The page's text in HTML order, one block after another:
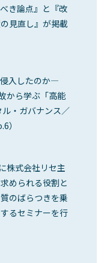
き論点』と『改
見直し』が掲載
入したのか―
から学ぶ「高能
・ガバナンス／
）
株式会社リセ主
められる役割と
のばらつきを乗
るセミナーを行